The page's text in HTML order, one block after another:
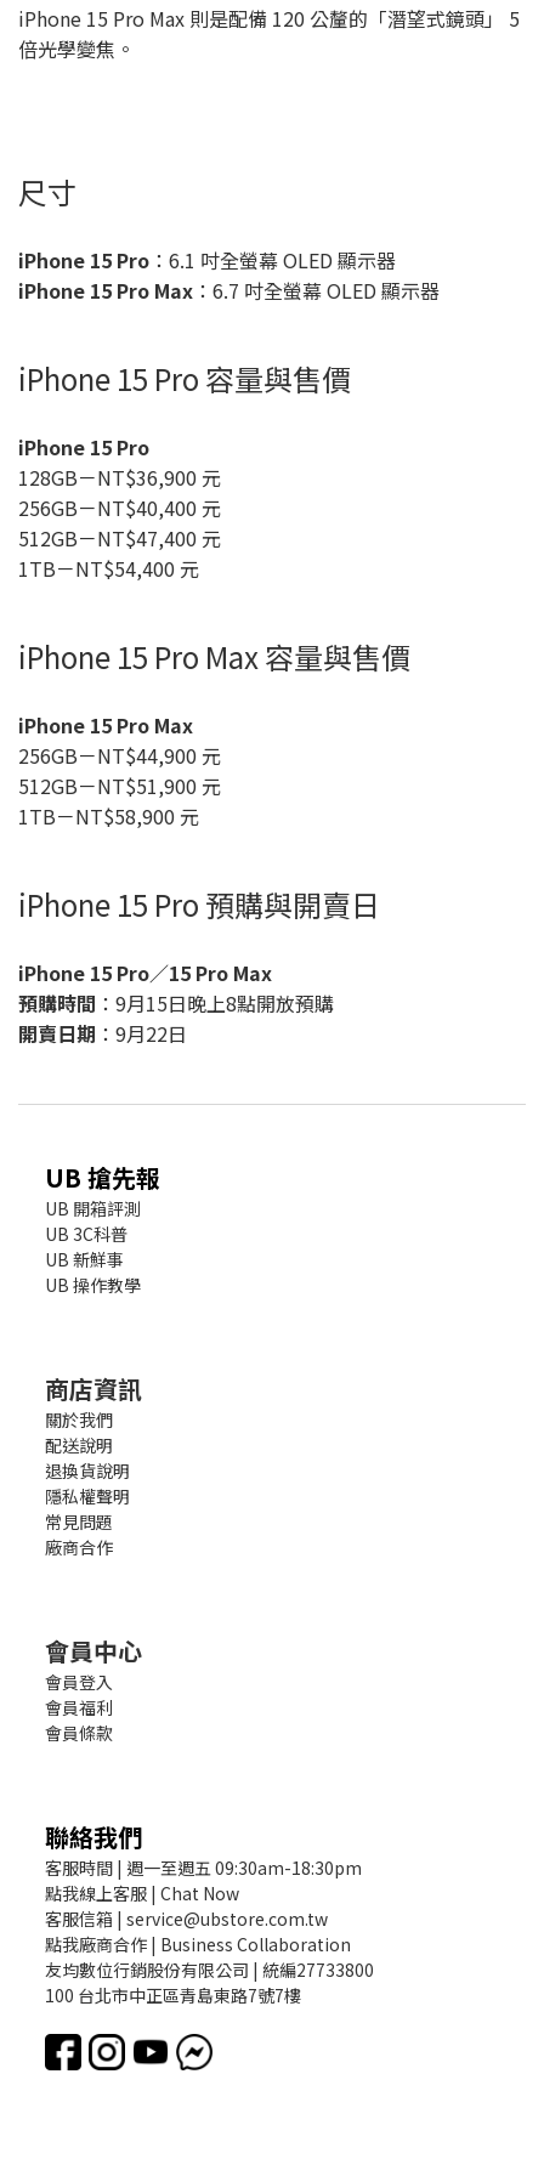
iPhone 15 Pro Max 則是配備 120 公釐的「潛望式鏡頭」 5
倍光學變焦。
尺寸
iPhone 15 Pro ：6.1 吋全螢幕 OLED 顯示器
iPhone 15 Pro Max ：6.7 吋全螢幕 OLED 顯示器
iPhone 15 Pro 容量與售價
iPhone 15 Pro
128GB－NT$36,900 元
256GB－NT$40,400 元
512GB－NT$47,400 元
1TB－NT$54,400 元
iPhone 15 Pro Max 容量與售價
iPhone 15 Pro Max
256GB－NT$44,900 元
512GB－NT$51,900 元
1TB－NT$58,900 元
iPhone 15 Pro 預購與開賣日
iPhone 15 Pro／15 Pro Max
預購時間 ：9月15日晚上8點開放預購
開賣日期 ：9月22日
UB 搶先報
UB 開箱評測
UB 3C科普
UB 新鮮事
UB 操作教學
商店資訊
關於我們
配送說明
退換貨說明
隱私權聲明
常見問題
廠商合作
會員中心
會員登入
會員福利
會員條款
聯絡我們
客服時間 | 週一至週五 09:30am-18:30pm
點我線上客服 | Chat Now
客服信箱 | service@ubstore.com.tw
點我廠商合作 | Business Collaboration
友均數位行銷股份有限公司 | 統編27733800
100 台北市中正區青島東路7號7樓